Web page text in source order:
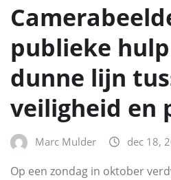
publieke
dunne lijn
veiligheid en
Marc Mulder dec 18,
Op een zondag in oktober